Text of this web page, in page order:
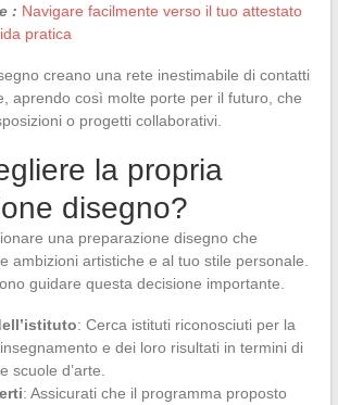
: Navigare facilmente verso il tuo attestato
pratica
creano una rete inestimabile di contatti
aprendo così molte porte per il futuro, che
o progetti collaborativi.
la propria
disegno?
una preparazione disegno che
ambizioni artistiche e al tuo stile personale.
guidare questa decisione importante.
: Cerca istituti riconosciuti per la
e dei loro risultati in termini di
scuole d’arte.
: Assicurati che il programma proposto